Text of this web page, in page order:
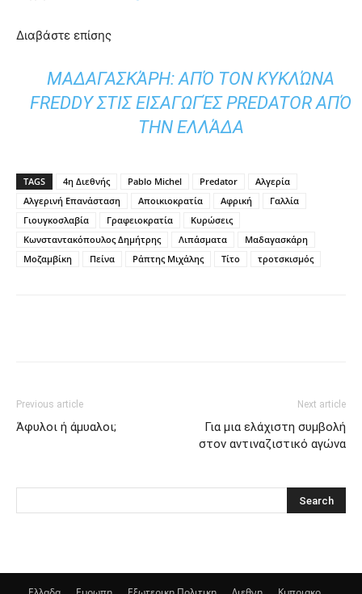
Διαβάστε επίσης
ΜΑΔΑΓΑΣΚΆΡΗ: ΑΠΌ ΤΟΝ ΚΥΚΛΏΝΑ
FREDDY ΣΤΙΣ ΕΙΣΑΓΩΓΈΣ PREDATOR ΑΠΌ
ΤΗΝ ΕΛΛΆΔΑ
TAGS 4η Διεθνής Pablo Michel Predator
Αλγερία
Αλγερινή Επανάσταση
Αποικιοκρατία Αφρική
Γαλλία
Γιουγκοσλαβία
Γραφειοκρατία
Κυρώσεις
Κωνσταντακόπουλος Δημήτρης
Λιπάσματα
Μαδαγασκάρη
Μοζαμβίκη
Πείνα Ράπτης Μιχάλης Τίτο τροτσκισμός
Previous article
Άφυλοι ή άμυαλοι;
Next article
Για μια ελάχιστη συμβολή
στον αντιναζιστικό αγώνα